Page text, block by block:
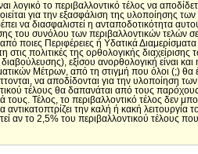
λογικό το περιβαλλοντικό τέλος να
για την εξασφάλιση της υλοποίησης
να διασφαλιστεί η ανταποδοτικότητα
του συνόλου των περιβαλλοντικών τελών
ποιες Περιφέρειες ή Υδατικά
στις πολιτικές της ορθολογικής
διαβούλευσης), εξίσου ανορθολογική είναι
Μέτρων, από τη στιγμή που όλοι (;) θα
να αποδίδονται για την υλοποίηση
τέλους θα δαπανάται από τους
τους. Τέλος, το περιβαλλοντικό τέλος δεν
αντικατοπτρίζει την καλή ή κακή
αν το 2,5% του περιβαλλοντικού τέλους